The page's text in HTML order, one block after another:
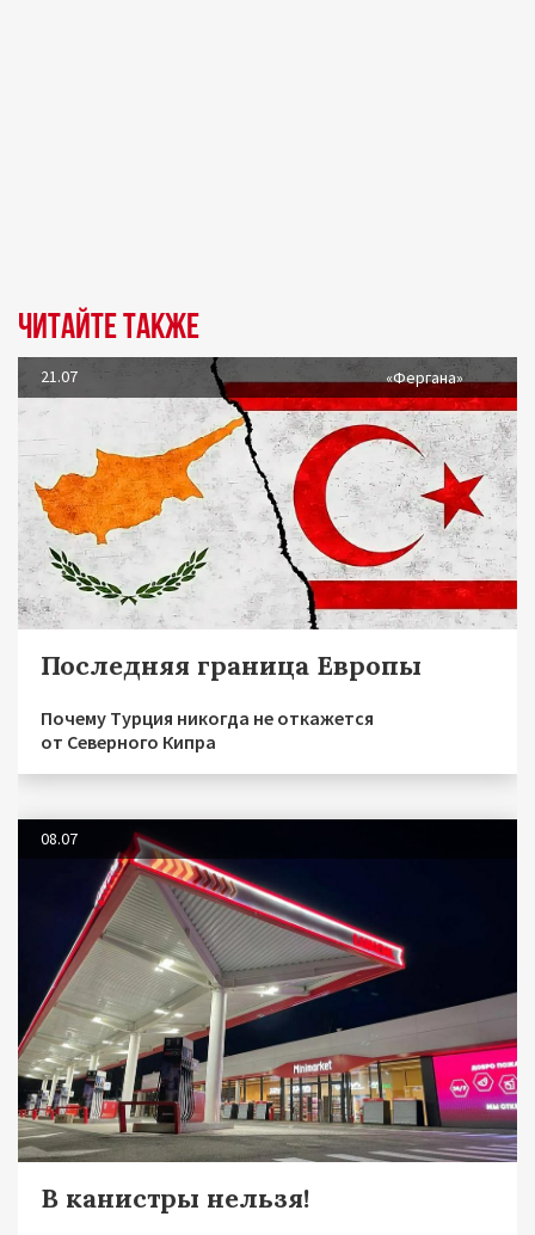
Читайте также
21.07 «Фергана»
Последняя граница Европы
Почему Турция никогда не откажется
от Северного Кипра
08.07
В канистры нельзя!